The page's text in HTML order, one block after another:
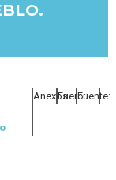
Anexos:Fuero:Fuente: